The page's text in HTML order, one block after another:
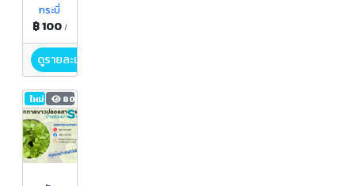
สวน
ลุงพร
กระบี่
฿ 100 /
ดูรายละเอียด
ใหม่ 80